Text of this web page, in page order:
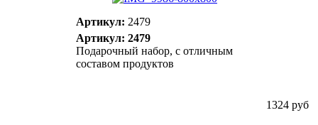
Артикул: 2479
Артикул: 2479
Подарочный набор, с отличным
составом продуктов
1324 руб